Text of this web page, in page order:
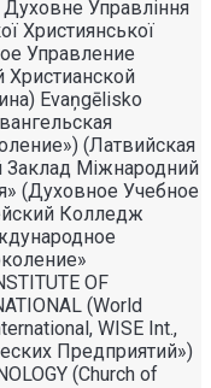
Управлiння
Християнської
Управление
Христианской
Evaņgēlisko
(Латвийская
Заклад Міжнародний
(Духовное Учебное
Колледж
OF
(World
WISE Int.,
Предприятий»)
(Church of